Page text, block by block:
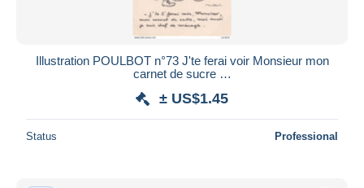
Illustration POULBOT n°73 J'te ferai voir Monsieur mon
carnet de sucre …
± US$1.45
Status Professional